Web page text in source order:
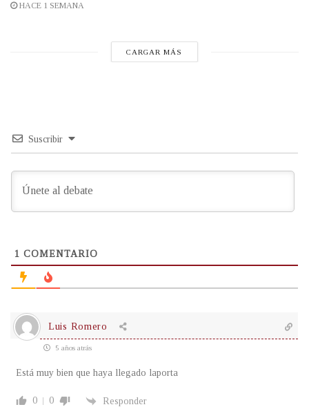
HACE 1 SEMANA
CARGAR MÁS
Suscribir
1 COMENTARIO
Luis Romero
5 años atrás
Está muy bien que haya llegado laporta
0 0 Responder